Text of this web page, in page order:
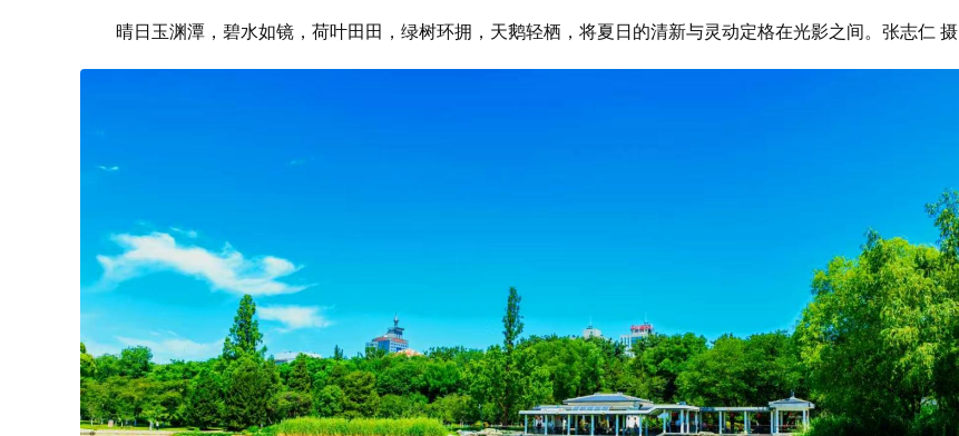
晴日玉渊潭，碧水如镜，荷叶田田，绿树环拥，天鹅轻栖，将夏日的清新与灵动定格在光影之间。张志仁 摄